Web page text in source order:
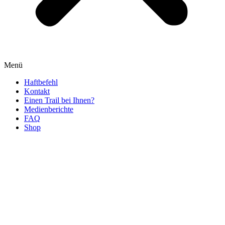
Menü
Haftbefehl
Kontakt
Einen Trail bei Ihnen?
Medienberichte
FAQ
Shop